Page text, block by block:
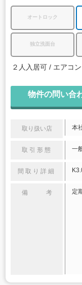
オートロック
独立洗面台
２人入居可 エアコン
物件の問い合
取り扱い店 本
取引形態 一
間取り詳細
備 考 定